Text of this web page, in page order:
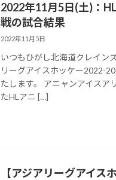
2022年11月5日(土)：
戦の試合結果
2022年11月5日
いつもひがし北海道クレイン
リーグアイスホッケー2022-
たします。 アニャンアイスア
たHLアニ […]
【アジアリーグアイス